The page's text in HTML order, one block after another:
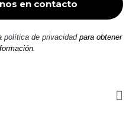
política de privacidadpara obtener